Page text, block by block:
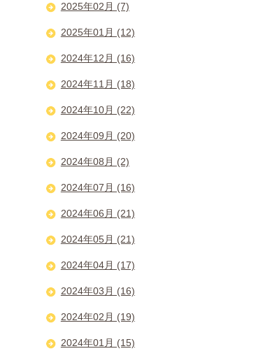
2025年02月 (7)
2025年01月 (12)
2024年12月 (16)
2024年11月 (18)
2024年10月 (22)
2024年09月 (20)
2024年08月 (2)
2024年07月 (16)
2024年06月 (21)
2024年05月 (21)
2024年04月 (17)
2024年03月 (16)
2024年02月 (19)
2024年01月 (15)